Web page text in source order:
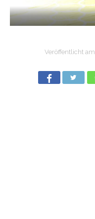
Veröffentlicht am